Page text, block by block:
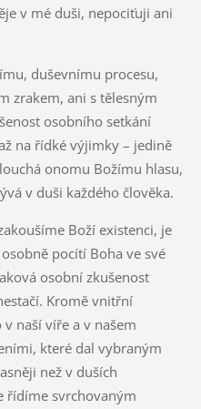
v mé duši, nepociťuji ani
duševnímu procesu,
zrakem, ani s tělesným
osobního setkání
na řídké výjimky – jedině
onomu Božímu hlasu,
v duši každého člověka.
Boží existenci, je
pocítí Boha ve své
osobní zkušenost
Kromě vnitřní
naší víře a v našem
které dal vybraným
než v duších
řídíme svrchovaným